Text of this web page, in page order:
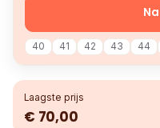
40 41 42 43 44
Laagste prijs
€ 70,00